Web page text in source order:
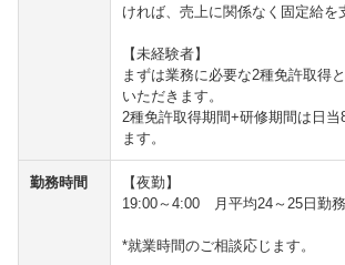
ければ、売上に関係なく固定給を
【未経験者】
まずは業務に必要な2種免許取得
いただきます。
2種免許取得期間+研修期間は日当
ます。
勤務時間
【夜勤】
19:00～4:00 月平均24～25日勤務
*就業時間のご相談応じます。